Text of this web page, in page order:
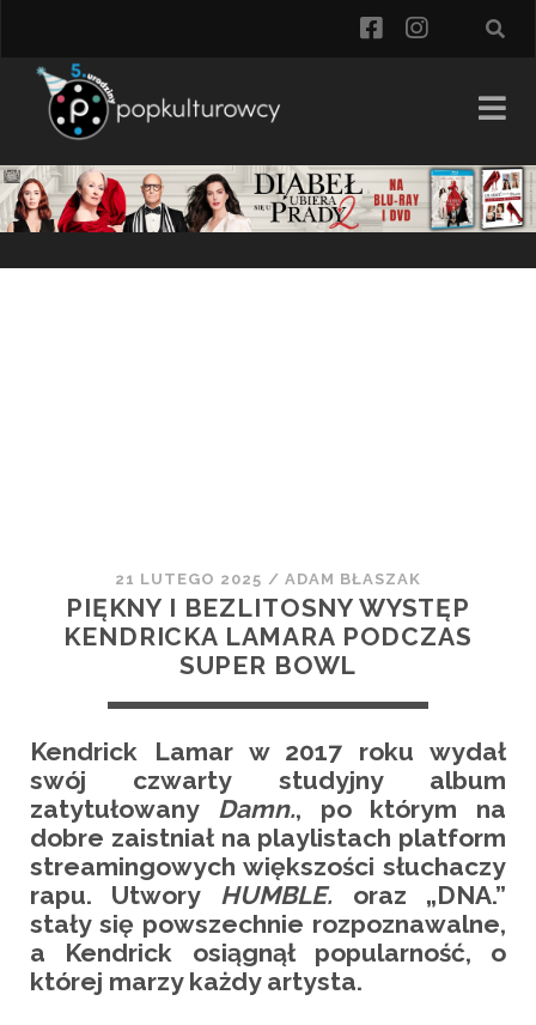
facebook
21 LUTEGO 2025 / ADAM BŁASZAK
PIĘKNY I BEZLITOSNY WYSTĘP
KENDRICKA LAMARA PODCZAS
SUPER BOWL
Kendrick Lamar w 2017 roku wydał
swój czwarty studyjny album
zatytułowany Damn., po którym na
dobre zaistniał na playlistach platform
streamingowych większości słuchaczy
rapu. Utwory HUMBLE. oraz „DNA.”
stały się powszechnie rozpoznawalne,
a Kendrick osiągnął popularność, o
której marzy każdy artysta.